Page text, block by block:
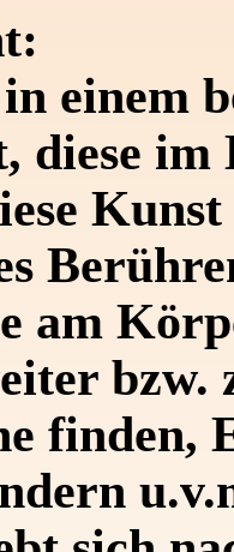
einem
diese
am
finden,